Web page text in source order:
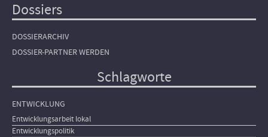
Dossiers
DOSSIERARCHIV
DOSSIER-PARTNER WERDEN
Schlagworte
ENTWICKLUNG
Entwicklungsarbeit lokal
Entwicklungspolitik